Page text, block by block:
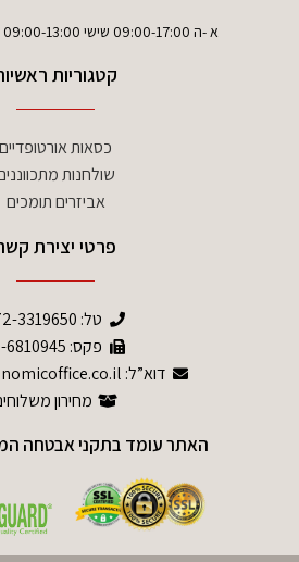
א -ה 09:00-17:00 שישי 09:00-13:00
קטגוריות
כסאות אורטופדיים
שולחנות
אביזרים תומכים
פרטי יצירת
טל: 3319650
פקס: 03-6810945
דוא”ל: info@ergonomicoffice.co.il
מחירון
האתר עומד בתקני אבטחה